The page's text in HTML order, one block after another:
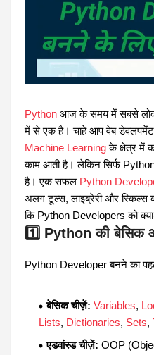
Python आज के समय में सबसे
में से एक है। चाहे आप वेब डेवलपमेंट
Machine Learningके क्षेत्र में
काम आती है। लेकिन सिर्फ
है। एक सफल Python
अलग टूल्स, लाइब्रेरी और स्किल्स
कि Python Developers को क्या-
1️⃣ Python की बेसिक
Python Developer बनने का
बेसिक चीज़ें: Variables,
Lists, Dictionaries, Sets,
एडवांस्ड चीज़ें: OOP